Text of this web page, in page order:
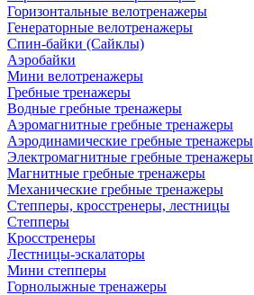
Горизонтальные велотренажеры
Генераторные велотренажеры
Спин-байки (Сайклы)
Аэробайки
Мини велотренажеры
Гребные тренажеры
Водные гребные тренажеры
Аэромагнитные гребные тренажеры
Аэродинамические гребные тренажеры
Электромагнитные гребные тренажеры
Магнитные гребные тренажеры
Механические гребные тренажеры
Степперы, кросстренеры, лестницы
Степперы
Кросстренеры
Лестницы-эскалаторы
Мини степперы
Горнолыжные тренажеры